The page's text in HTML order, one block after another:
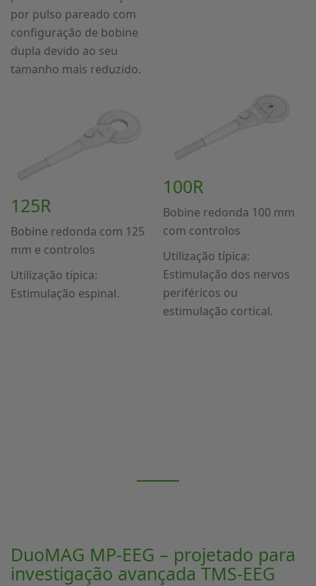
por pulso pareado com
configuração de bobine
dupla devido ao seu
tamanho mais reduzido.
100R
Bobine redonda 100 mm
com controlos
Utilização típica:
Estimulação dos nervos
periféricos ou
estimulação cortical.
125R
Bobine redonda com 125
mm e controlos
Utilização típica:
Estimulação espinal.
DuoMAG MP-EEG – projetado para
investigação avançada TMS-EEG